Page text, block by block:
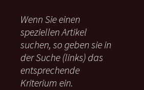
n
n
a
c
:
Wenn Sie einen
speziellen Artikel
suchen, so geben sie in
der Suche (links) das
entsprechende
Kriterium ein.